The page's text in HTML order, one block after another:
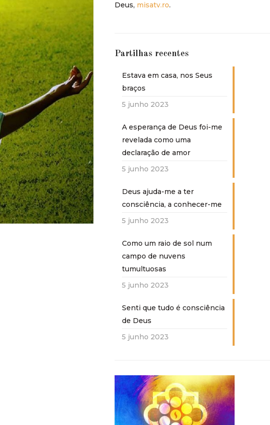
Deus, misatv.ro.
Partilhas recentes
Estava em casa, nos Seus
braços
5 junho 2023
A esperança de Deus foi-me
revelada como uma
declaração de amor
5 junho 2023
Deus ajuda-me a ter
consciência, a conhecer-me
5 junho 2023
Como um raio de sol num
campo de nuvens
tumultuosas
5 junho 2023
Senti que tudo é consciência
de Deus
5 junho 2023